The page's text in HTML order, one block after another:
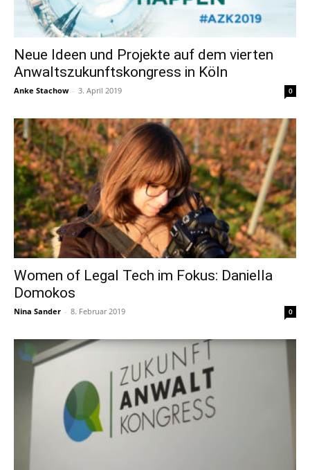
Neue Ideen und Projekte auf dem vierten
Anwaltszukunftskongress in Köln
Anke Stachow - 3. April 2019 0
Women of Legal Tech im Fokus: Daniella
Domokos
Nina Sander - 8. Februar 2019 0